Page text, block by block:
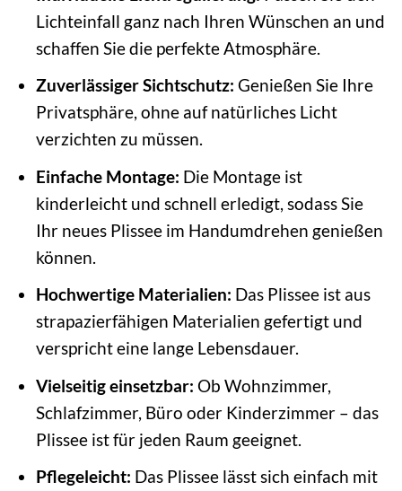
Lichteinfall ganz nach Ihren Wünschen an und
schaffen Sie die perfekte Atmosphäre.
Zuverlässiger Sichtschutz: Genießen Sie Ihre
Privatsphäre, ohne auf natürliches Licht
verzichten zu müssen.
Einfache Montage: Die Montage ist
kinderleicht und schnell erledigt, sodass Sie
Ihr neues Plissee im Handumdrehen genießen
können.
Hochwertige Materialien: Das Plissee ist aus
strapazierfähigen Materialien gefertigt und
verspricht eine lange Lebensdauer.
Vielseitig einsetzbar: Ob Wohnzimmer,
Schlafzimmer, Büro oder Kinderzimmer – das
Plissee ist für jeden Raum geeignet.
Pflegeleicht: Das Plissee lässt sich einfach mit